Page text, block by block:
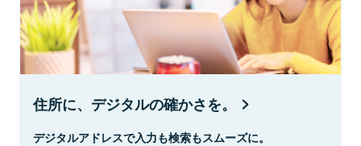
住所に、デジタルの確かさを。
デジタルアドレスで入力も検索もスムーズに。